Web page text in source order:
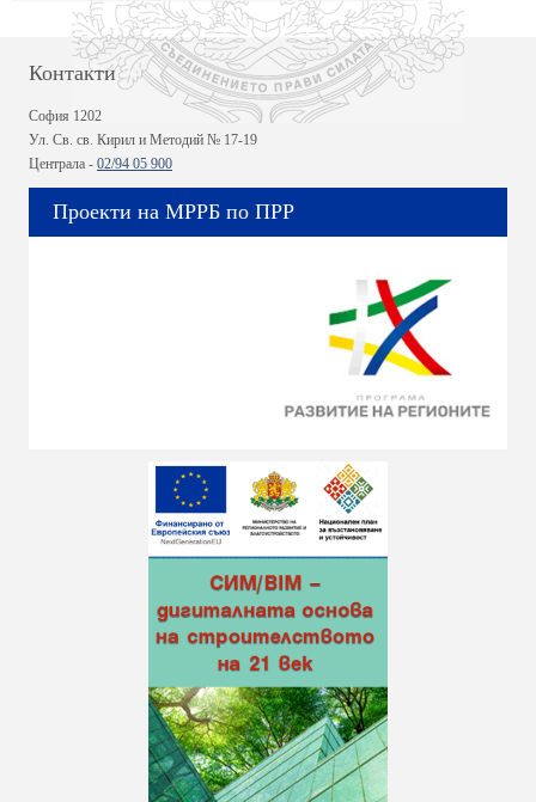
Контакти
София 1202
Ул. Св. св. Кирил и Методий № 17-19
Централа - 02/94 05 900
Проекти на МРРБ по ПРР